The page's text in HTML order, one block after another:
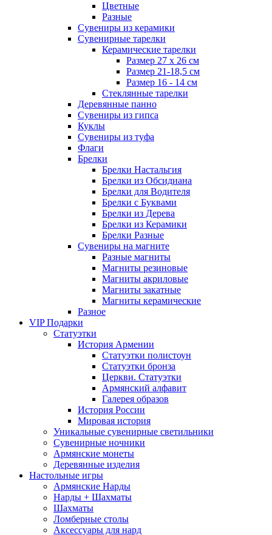
Цветные
Разные
Сувениры из керамики
Сувенирные тарелки
Керамические тарелки
Размер 27 х 26 см
Размер 21-18,5 см
Размер 16 - 14 см
Стеклянные тарелки
Деревянные панно
Сувениры из гипса
Куклы
Сувениры из туфа
Флаги
Брелки
Брелки Настальгия
Брелки из Обсидиана
Брелки для Водителя
Брелки с Буквами
Брелки из Дерева
Брелки из Керамики
Брелки Разные
Сувениры на магните
Разные магниты
Магниты резиновые
Магниты акриловые
Магниты закатные
Магниты керамические
Разное
VIP Подарки
Статуэтки
История Армении
Статуэтки полистоун
Статуэтки бронза
Церкви. Статуэтки
Армянский алфавит
Галерея образов
История России
Мировая история
Уникальные сувенирные светильники
Сувенирные ночники
Армянские монеты
Деревянные изделия
Настольные игры
Армянские Нарды
Нарды + Шахматы
Шахматы
Ломберные столы
Аксессуары для нард